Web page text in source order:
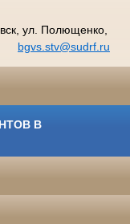
ул. Полющенко,
bgvs.stv@sudrf.ru
В